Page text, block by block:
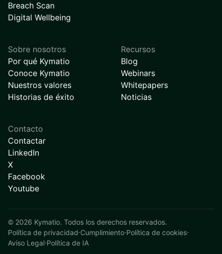
Breach Scan
Digital Wellbeing
Sobre nosotros
Por qué Kymatio
Conoce Kymatio
Nuestros valores
Historias de éxito
Recursos
Blog
Webinars
Whitepapers
Noticias
Contacto
Contactar
LinkedIn
X
Facebook
Youtube
© 2026 Kymatio. Todos los derechos reservados.
Política de privacidad·Cumplimiento·Política de cookies·
Aviso Legal·Política de IA